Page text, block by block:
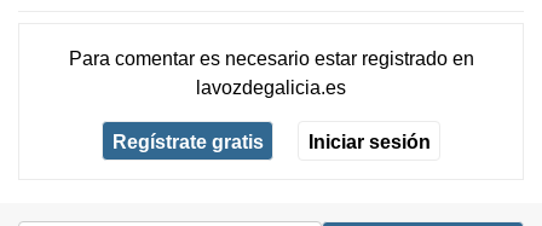
Para comentar es necesario estar registradoen
lavozdegalicia.es
Regístrate gratis Iniciar sesión